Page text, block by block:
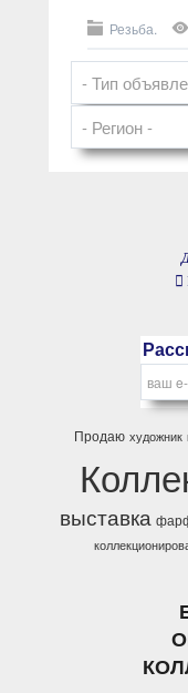
Резьба.
Продаю художник
выставка